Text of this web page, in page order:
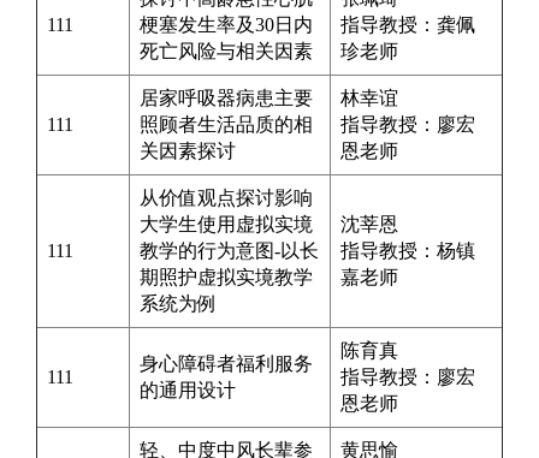
111
梗塞发生率及30日内
死亡风险与相关因素
指导教授： 龚佩
珍老师
111
居家呼吸器病患主要
照顾者生活品质的相
关因素探讨
林幸谊
指导教授： 廖宏
恩老师
111
从价值观点探讨影响
大学生使用虚拟实境
教学的行为意图-以长
期照护虚拟实境教学
系统为例
沈莘恩
指导教授： 杨镇
嘉老师
111
身心障碍者福利服务
的通用设计
陈育真
指导教授： 廖宏
恩老师
轻、中度中风长辈参 黄思愉